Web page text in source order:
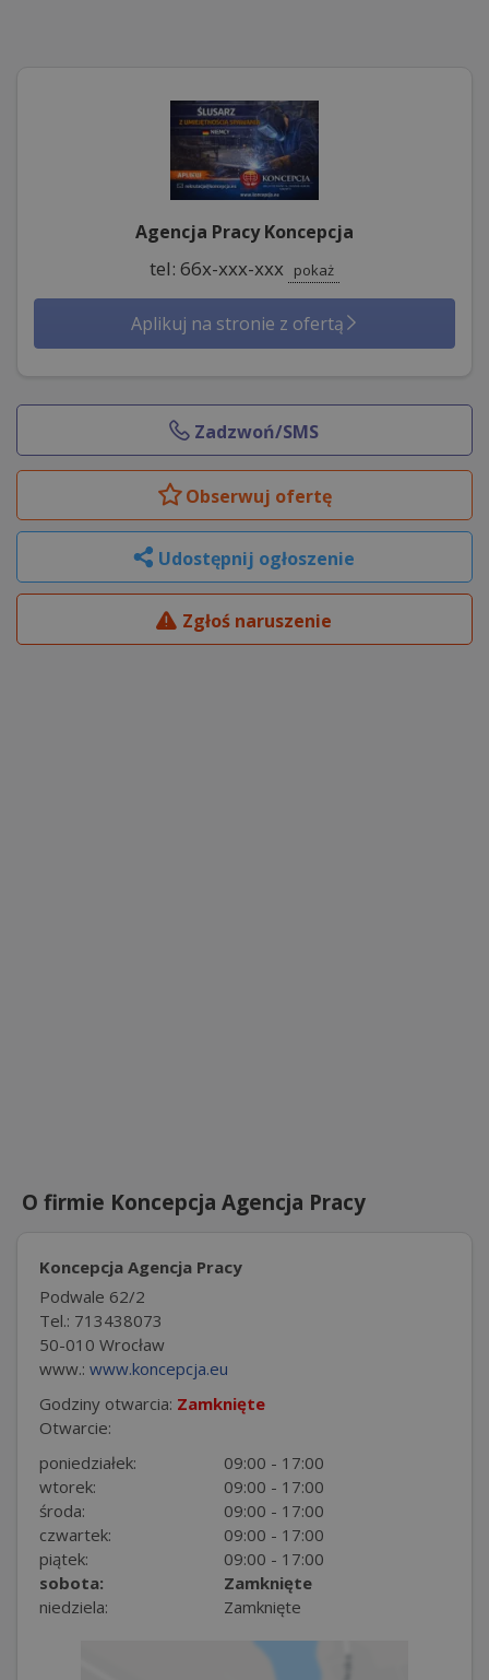
Agencja Pracy Koncepcja
tel: 66x-xxx-xxx pokaż
Aplikuj na stronie z ofertą
Zadzwoń/SMS
Obserwuj ofertę
Udostępnij ogłoszenie
Zgłoś naruszenie
O firmie Koncepcja Agencja Pracy
Koncepcja Agencja Pracy
Podwale 62/2
Tel.: 713438073
50-010 Wrocław
www.: www.koncepcja.eu
Godziny otwarcia: Zamknięte
Otwarcie:
poniedziałek:
09:00 - 17:00
wtorek:
09:00 - 17:00
środa:
09:00 - 17:00
czwartek:
09:00 - 17:00
piątek:
09:00 - 17:00
sobota:
Zamknięte
niedziela:
Zamknięte